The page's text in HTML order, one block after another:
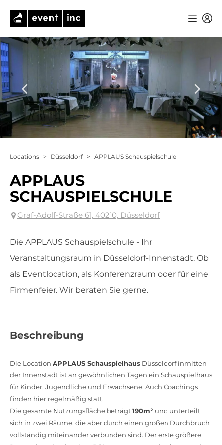
Locations > Düsseldorf > APPLAUS Schauspielschule
APPLAUS
SCHAUSPIELSCHULE
Graf-Adolf-Straße 61, 40210, Düsseldorf
Die APPLAUS Schauspielschule - Ihr
Veranstaltungsraum in Düsseldorf-Innenstadt. Ob
als Eventlocation, als Konferenzraum oder für eine
Firmenfeier. Wir beraten Sie gerne.
Beschreibung
Die Location APPLAUS Schauspielhaus Düsseldorf inmitten
der Innenstadt ist an gewöhnlichen Tagen ein Schauspielhaus
für Kinder, Jugendliche und Erwachsene. Auch Coachings
finden hier regelmäßig statt.
Die gesamte Nutzungsfläche beträgt190m² und unterteilt
sich in zwei Räume, die aber durch einen großen Durchbruch
vollständig miteinander verbunden sind. Der erste größere